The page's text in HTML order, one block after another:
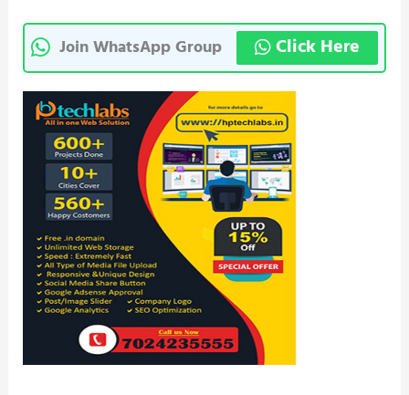
Join WhatsApp Group Click Here